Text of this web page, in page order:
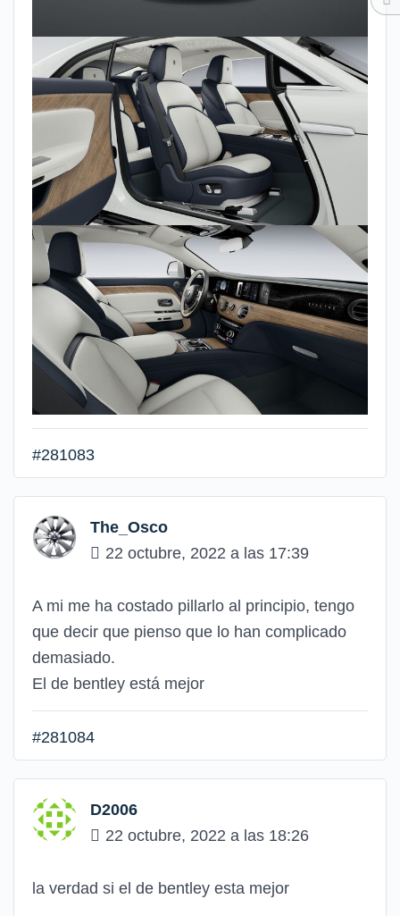
#281083
The_Osco
22 octubre, 2022 a las 17:39
A mi me ha costado pillarlo al principio, tengo
que decir que pienso que lo han complicado
demasiado.
El de bentley está mejor
#281084
D2006
22 octubre, 2022 a las 18:26
la verdad si el de bentley esta mejor